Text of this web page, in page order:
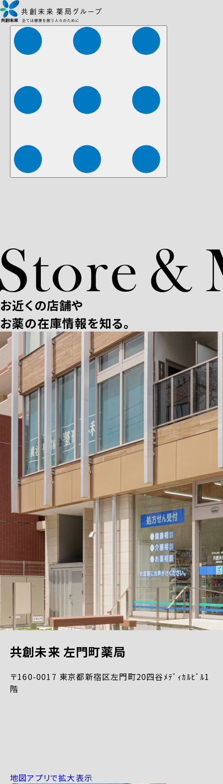
株式会社ファーマみらい 株式会社ストレチア
お近くの店舗や
お薬の在庫情報を知る。
共創未来 左門町薬局
〒160-0017 東京都新宿区左門町20四谷ﾒﾃﾞｨｶﾙﾋﾞﾙ1
階
地図アプリで拡大表示